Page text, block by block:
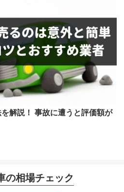
解説！ 事故に遭うと評価額が
の相場チェック